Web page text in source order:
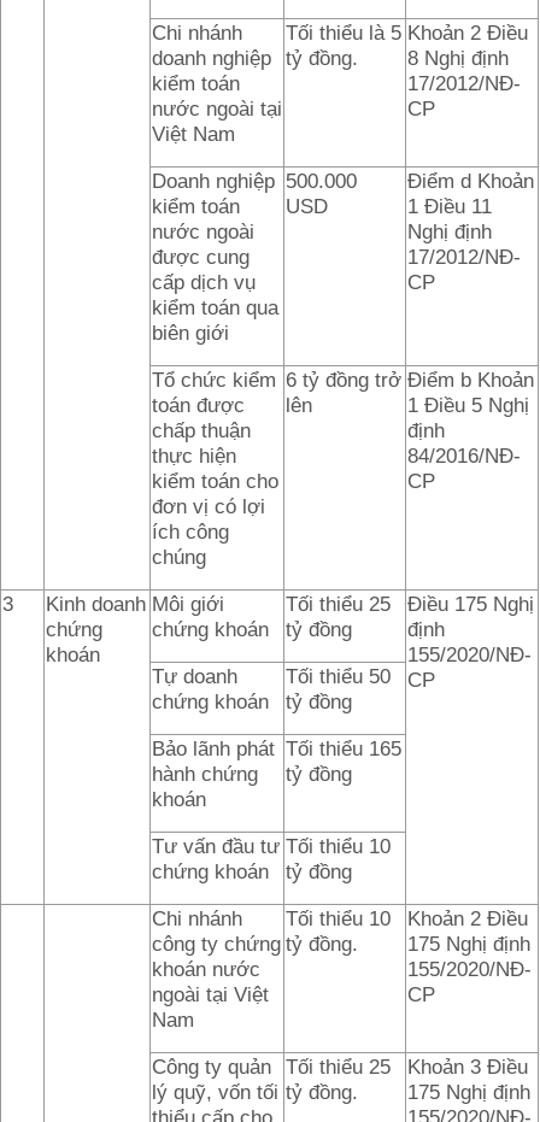
Chi nhánh
doanh nghiệp
kiểm toán
nước ngoài tại
Việt Nam
Tối thiểu là 5
tỷ đồng.
Khoản 2 Điều
8 Nghị định
17/2012/NĐ-
CP
Doanh nghiệp
kiểm toán
nước ngoài
được cung
cấp dịch vụ
kiểm toán qua
biên giới
500.000
USD
Điểm d Khoản
1 Điều 11
Nghị định
17/2012/NĐ-
CP
Tổ chức kiểm
toán được
chấp thuận
thực hiện
kiểm toán cho
đơn vị có lợi
ích công
chúng
6 tỷ đồng trở
lên
Điểm b Khoản
1 Điều 5 Nghị
định
84/2016/NĐ-
CP
3
Kinh doanh
chứng
khoán
Môi giới
chứng khoán
Tối thiểu 25
tỷ đồng
Điều 175 Nghị
định
155/2020/NĐ-
CP
Tự doanh
chứng khoán
Tối thiểu 50
tỷ đồng
Bảo lãnh phát
hành chứng
khoán
Tối thiểu 165
tỷ đồng
Tư vấn đầu tư
chứng khoán
Tối thiểu 10
tỷ đồng
Chi nhánh
công ty chứng
khoán nước
ngoài tại Việt
Nam
Tối thiểu 10
tỷ đồng.
Khoản 2 Điều
175 Nghị định
155/2020/NĐ-
CP
Công ty quản
lý quỹ, vốn tối
Tối thiểu 25
tỷ đồng.
Khoản 3 Điều
175 Nghị định